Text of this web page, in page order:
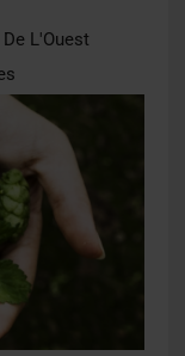
L'Ouest